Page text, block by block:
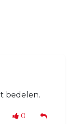
bedelen.
0